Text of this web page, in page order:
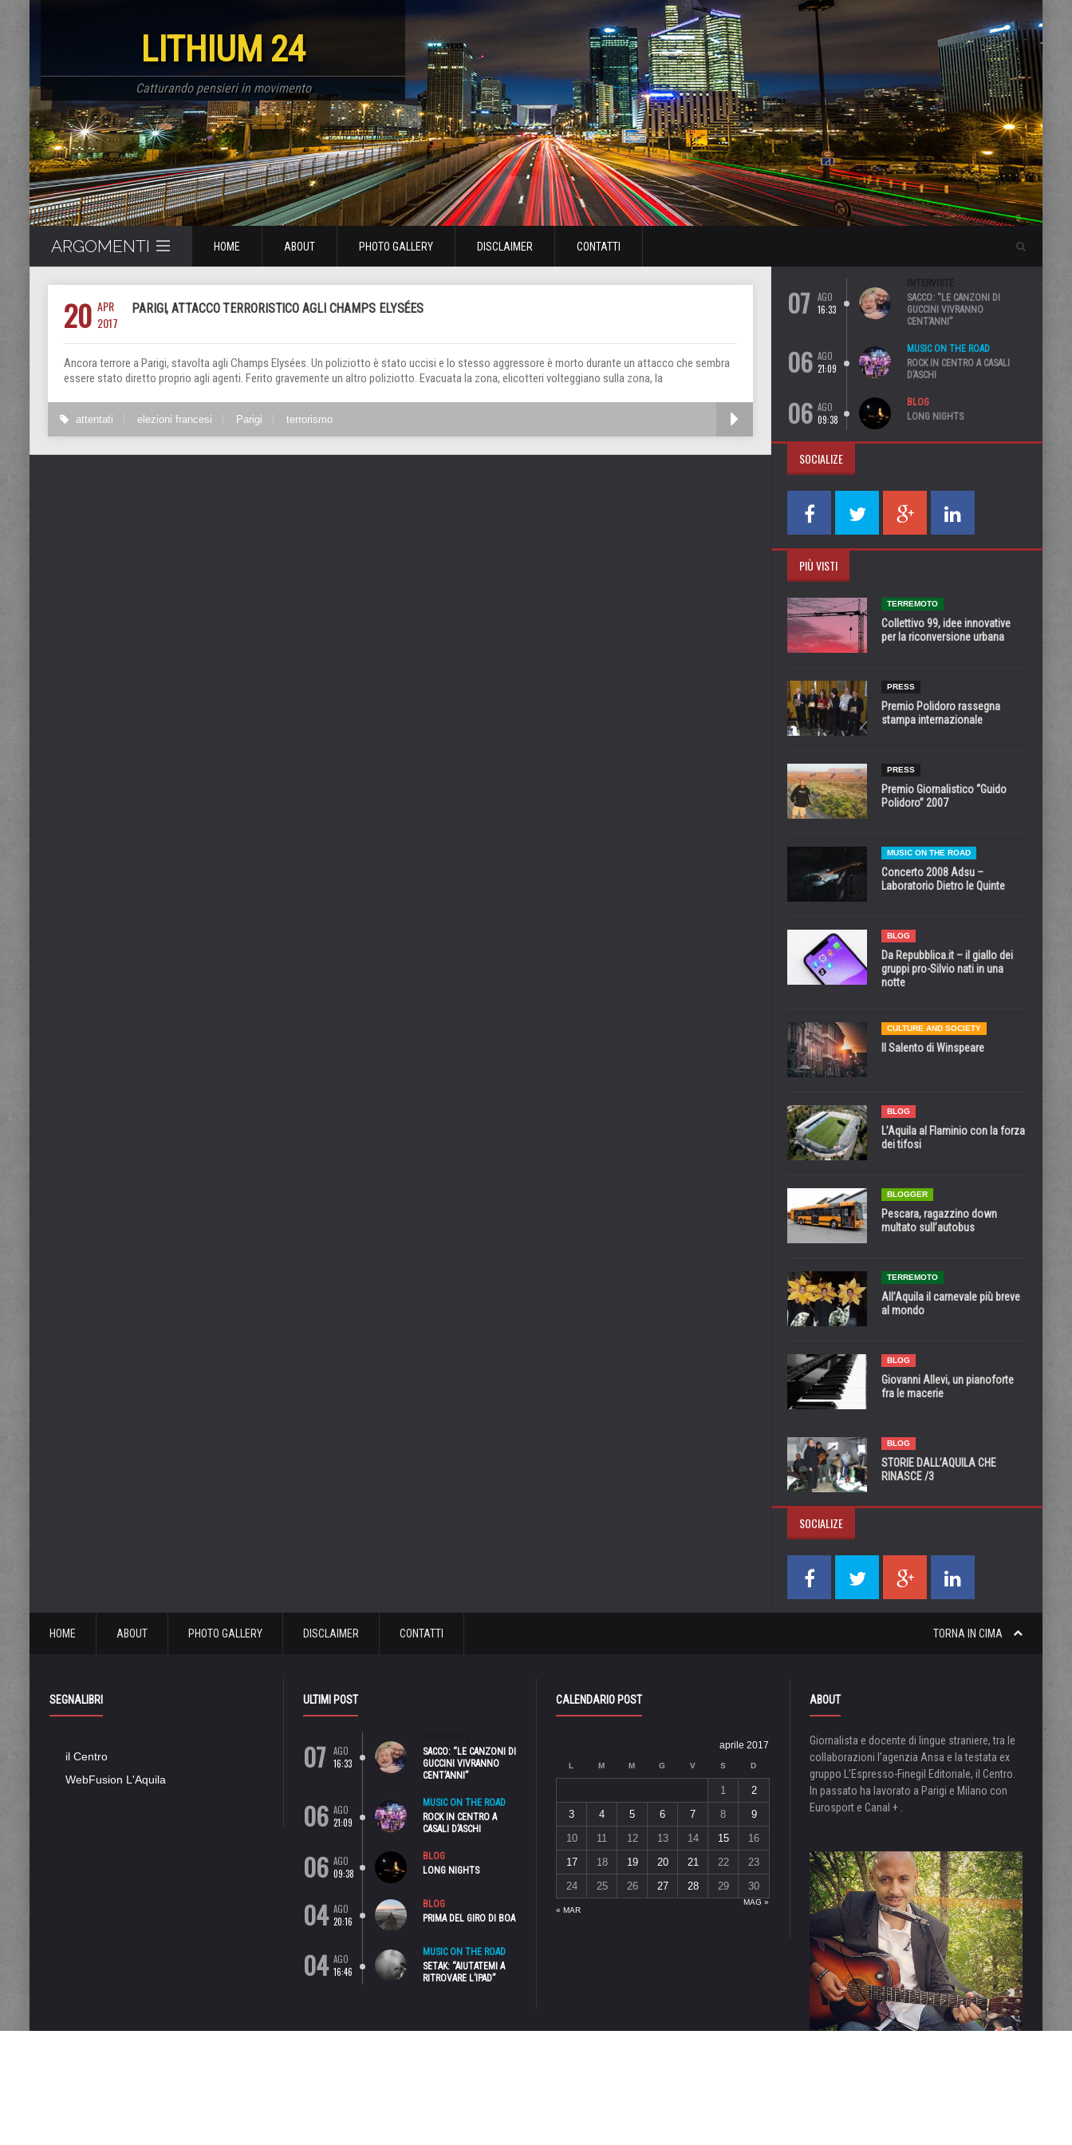
LITHIUM 24
Catturando pensieri in movimento
ARGOMENTI HOME ABOUT PHOTO GALLERY DISCLAIMER CONTATTI
20 APR
2017
PARIGI, ATTACCO TERRORISTICO AGLI CHAMPS ELYSÉES
Ancora terrore a Parigi, stavolta agli Champs Elysées. Un poliziotto è stato uccisi e lo stesso aggressore è morto durante un attacco che sembra
essere stato diretto proprio agli agenti. Ferito gravemente un altro poliziotto. Evacuata la zona, elicotteri volteggiano sulla zona, la
attentati elezioni francesi Parigi terrorismo
07
AGO
16:33
INTERVISTE
SACCO: “LE CANZONI DI
GUCCINI VIVRANNO
CENT’ANNI”
06 AGO
21:09
MUSIC ON THE ROAD
ROCK IN CENTRO A CASALI
D’ASCHI
06 AGO
09:38
BLOG
LONG NIGHTS
SOCIALIZE
PIÙ VISTI
TERREMOTO
Collettivo 99, idee innovative
per la riconversione urbana
PRESS
Premio Polidoro rassegna
stampa internazionale
PRESS
Premio Giornalistico “Guido
Polidoro” 2007
MUSIC ON THE ROAD
Concerto 2008 Adsu –
Laboratorio Dietro le Quinte
BLOG
Da Repubblica.it – il giallo dei
gruppi pro-Silvio nati in una
notte
CULTURE AND SOCIETY
Il Salento di Winspeare
BLOG
L’Aquila al Flaminio con la forza
dei tifosi
BLOGGER
Pescara, ragazzino down
multato sull’autobus
TERREMOTO
All’Aquila il carnevale più breve
al mondo
BLOG
Giovanni Allevi, un pianoforte
fra le macerie
BLOG
STORIE DALL’AQUILA CHE
RINASCE /3
SOCIALIZE
TORNA IN CIMA
HOME ABOUT PHOTO GALLERY DISCLAIMER CONTATTI
SEGNALIBRI
il Centro
WebFusion L'Aquila
ULTIMI POST
07
AGO
16:33
SACCO: “LE CANZONI DI
GUCCINI VIVRANNO
CENT’ANNI”
06 AGO
21:09
MUSIC ON THE ROAD
ROCK IN CENTRO A
CASALI D’ASCHI
06 AGO
09:38
BLOG
LONG NIGHTS
04 AGO
20:16
BLOG
PRIMA DEL GIRO DI BOA
04 AGO
16:46
MUSIC ON THE ROAD
SETAK: “AIUTATEMI A
RITROVARE L’IPAD”
CALENDARIO POST
aprile 2017
L M M G V S D
« MAR
MAG »
1
2
3
4 5 6 7 8
9
10
11 12 13 14 15
16
17
18 19 20 21 22
23
24
25 26 27 28 29 30
ABOUT
Giornalista e docente di lingue straniere, tra le
collaborazioni l’agenzia Ansa e la testata ex
gruppo L’Espresso-Finegil Editoriale, il Centro.
In passato ha lavorato a Parigi e Milano con
Eurosport e Canal + .